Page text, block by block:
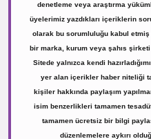
denetleme veya araştırma
üyelerimiz yazdıkları içeriklerin
olarak bu sorumluluğu kabul etmiş
bir marka, kurum veya şahıs şirketi
Sitede yalnızca kendi
yer alan içerikler haber niteliği
kişiler hakkında paylaşım
isim benzerlikleri tamamen
tamamen ücretsiz bir bilgi
düzenlemelere aykırı